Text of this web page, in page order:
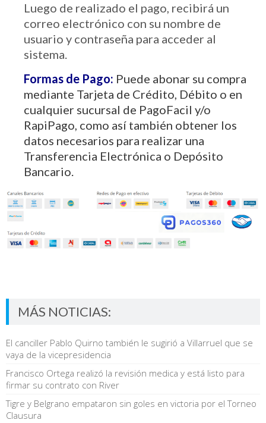
Luego de realizado el pago, recibirá un
correo electrónico con su nombre de
usuario y contraseña para acceder al
sistema.
Formas de Pago: Puede abonar su compra
mediante Tarjeta de Crédito, Débito o en
cualquier sucursal de PagoFacil y/o
RapiPago, como así también obtener los
datos necesarios para realizar una
Transferencia Electrónica o Depósito
Bancario.
MÁS NOTICIAS:
El canciller Pablo Quirno también le sugirió a Villarruel que se
vaya de la vicepresidencia
Francisco Ortega realizó la revisión medica y está listo para
firmar su contrato con River
Tigre y Belgrano empataron sin goles en victoria por el Torneo
Clausura